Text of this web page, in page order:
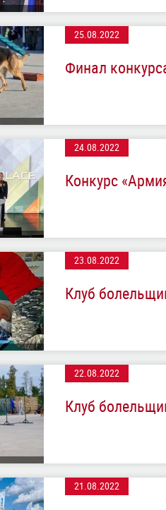
25.08.2022
Финал
24.08.2022
Конкурс
23.08.2022
Клуб
22.08.2022
Клуб
21.08.2022